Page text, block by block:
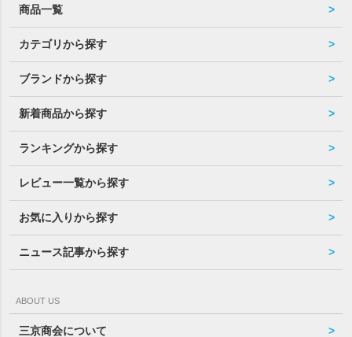
商品一覧
カテゴリから探す
ブランドから探す
新着商品から探す
ランキングから探す
レビュー一覧から探す
お気に入りから探す
ニュース記事から探す
ABOUT US
三京商会について